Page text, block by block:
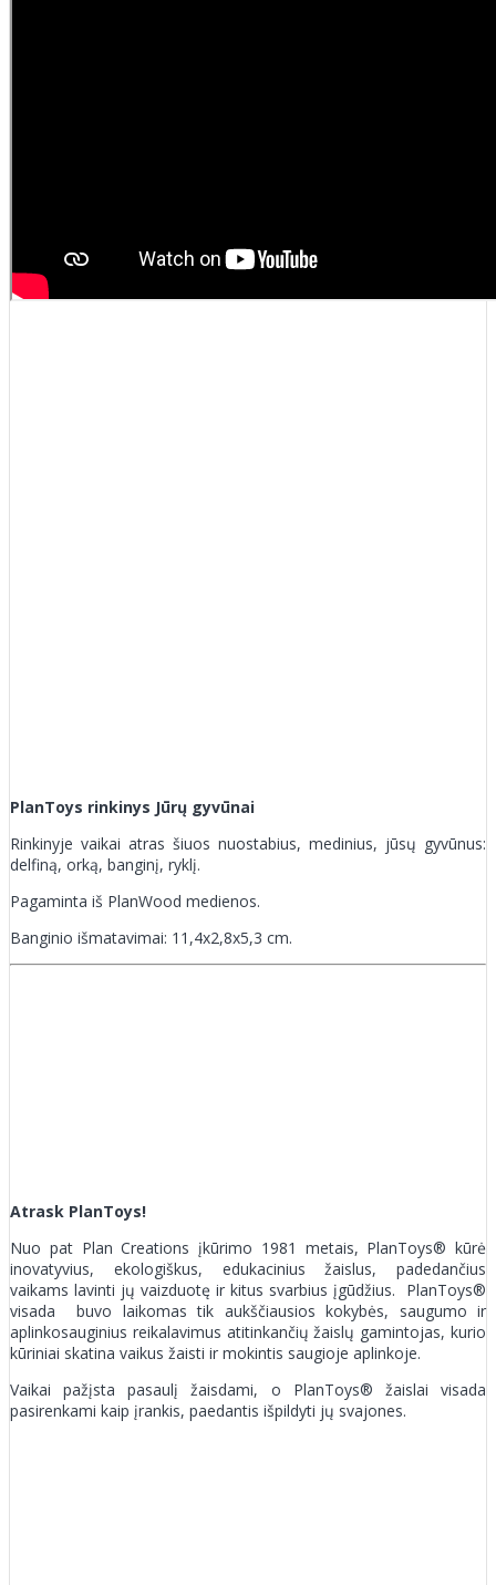
PlanToys rinkinys Jūrų gyvūnai
Rinkinyje vaikai atras šiuos nuostabius, medinius, jūsų gyvūnus:
delfiną, orką, banginį, ryklį.
Pagaminta iš PlanWood medienos.
Banginio išmatavimai: 11,4x2,8x5,3 cm.
Atrask PlanToys!
Nuo pat Plan Creations įkūrimo 1981 metais, PlanToys® kūrė
inovatyvius, ekologiškus, edukacinius žaislus, padedančius
vaikams lavinti jų vaizduotę ir kitus svarbius įgūdžius. PlanToys®
visada buvo laikomas tik aukščiausios kokybės, saugumo ir
aplinkosauginius reikalavimus atitinkančių žaislų gamintojas, kurio
kūriniai skatina vaikus žaisti ir mokintis saugioje aplinkoje.
Vaikai pažįsta pasaulį žaisdami, o PlanToys® žaislai visada
pasirenkami kaip įrankis, paedantis išpildyti jų svajones.